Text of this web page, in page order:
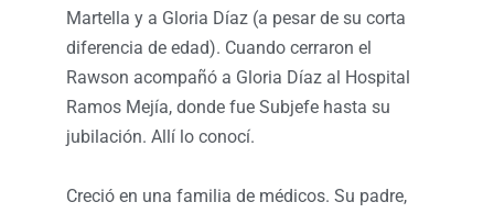
Martella y a Gloria Díaz (a pesar de su corta
diferencia de edad). Cuando cerraron el
Rawson acompañó a Gloria Díaz al Hospital
Ramos Mejía, donde fue Subjefe hasta su
jubilación. Allí lo conocí.
Creció en una familia de médicos. Su padre,